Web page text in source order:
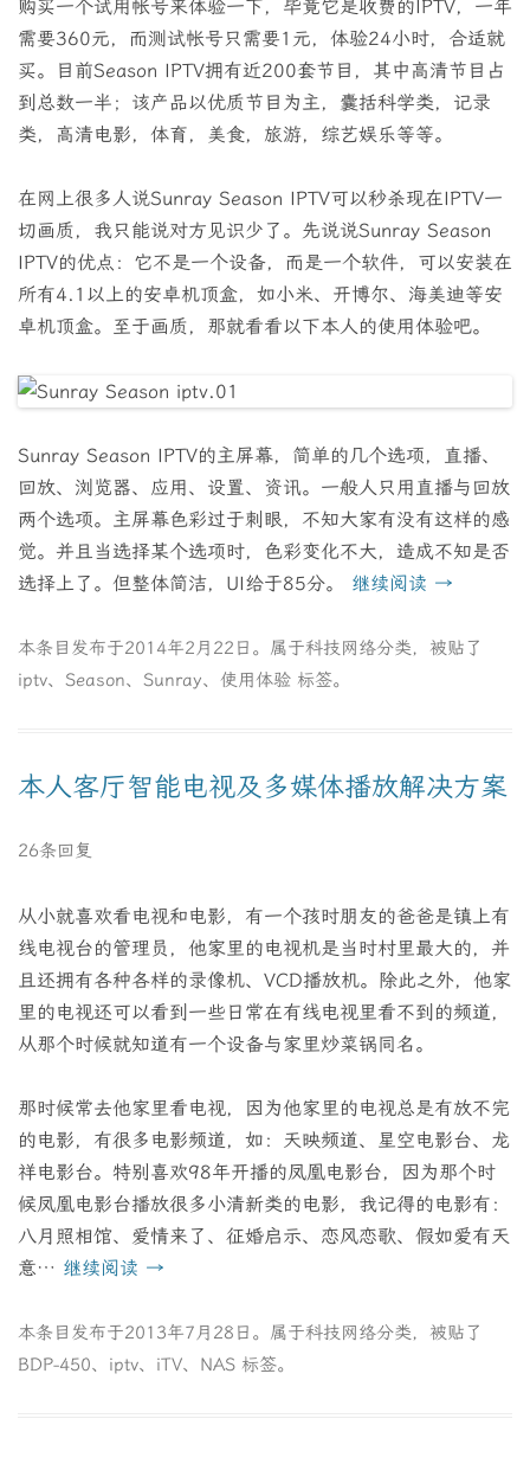
购买一个试用帐号来体验一下，毕竟它是收费的IPTV，一年
需要360元，而测试帐号只需要1元，体验24小时，合适就
买。目前Season IPTV拥有近200套节目，其中高清节目占
到总数一半；该产品以优质节目为主，囊括科学类，记录
类，高清电影，体育，美食，旅游，综艺娱乐等等。
在网上很多人说Sunray Season IPTV可以秒杀现在IPTV一
切画质，我只能说对方见识少了。先说说Sunray Season
IPTV的优点：它不是一个设备，而是一个软件，可以安装在
所有4.1以上的安卓机顶盒，如小米、开博尔、海美迪等安
卓机顶盒。至于画质，那就看看以下本人的使用体验吧。
Sunray Season IPTV的主屏幕，简单的几个选项，直播、
回放、浏览器、应用、设置、资讯。一般人只用直播与回放
两个选项。主屏幕色彩过于刺眼，不知大家有没有这样的感
觉。并且当选择某个选项时，色彩变化不大，造成不知是否
选择上了。但整体简洁，UI给于85分。 继续阅读 →
本条目发布于2014年2月22日 。属于科技网络分类，被贴了
iptv、 Season、 Sunray、 使用体验 标签。
本人客厅智能电视及多媒体播放解决方案
26条回复
从小就喜欢看电视和电影，有一个孩时朋友的爸爸是镇上有
线电视台的管理员，他家里的电视机是当时村里最大的，并
且还拥有各种各样的录像机、VCD播放机。除此之外，他家
里的电视还可以看到一些日常在有线电视里看不到的频道，
从那个时候就知道有一个设备与家里炒菜锅同名。
那时候常去他家里看电视，因为他家里的电视总是有放不完
的电影，有很多电影频道，如：天映频道、星空电影台、龙
祥电影台。特别喜欢98年开播的凤凰电影台，因为那个时
候凤凰电影台播放很多小清新类的电影，我记得的电影有：
八月照相馆、爱情来了、征婚启示、恋风恋歌、假如爱有天
意… 继续阅读 →
本条目发布于2013年7月28日 。属于科技网络分类，被贴了
BDP-450、 iptv、 iTV、 NAS 标签。